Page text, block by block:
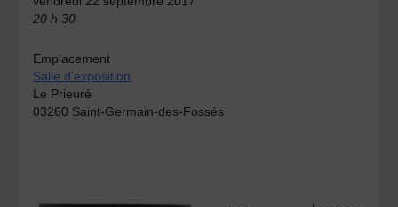
20 h 30
Emplacement
Salle d'exposition
Le Prieuré
03260 Saint-Germain-des-Fossés